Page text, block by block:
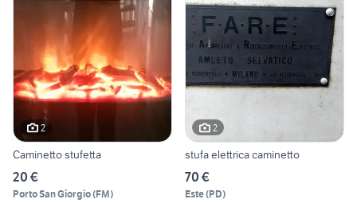
2
Caminetto stufetta
20 €
Porto San Giorgio(FM)
2
stufa elettrica caminetto
70 €
Este(PD)